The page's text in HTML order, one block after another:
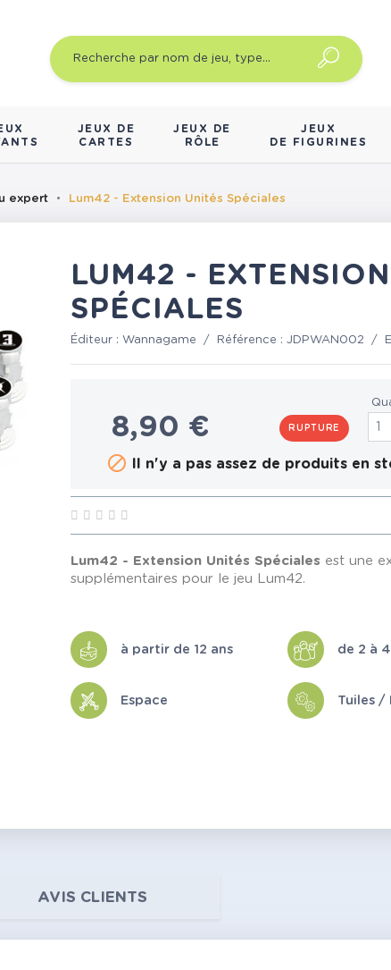
JEUX DE
CARTES
JEUX DE
RÔLE
JEUX
DE FIGURINES
expert Lum42 - Extension Unités Spéciales
LUM42 -
SPÉCIALES
Éditeur : Wannagame / Référence :JDPWAN002 /
8,90 € RUPTURE
 Il n'y a pas assez de produits en
Lum42 - Extension Unités Spéciales est une
supplémentaires pour le jeu Lum42.
à partir de 12 ans de 2 à
Espace Tuiles /
AVIS CLIENTS